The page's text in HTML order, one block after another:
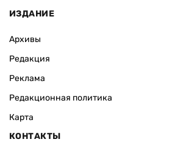
ИЗДАНИЕ
Архивы
Редакция
Реклама
Редакционная политика
Карта
КОНТАКТЫ